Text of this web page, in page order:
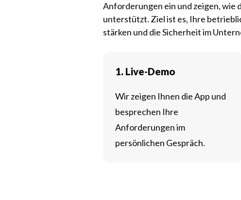
Anforderungen ein und zeigen,
unterstützt. Ziel ist es, Ihre
stärken und die Sicherheit im
1. Live-Demo
Wir zeigen Ihnen die App und
besprechen Ihre
Anforderungen im
persönlichen Gespräch.